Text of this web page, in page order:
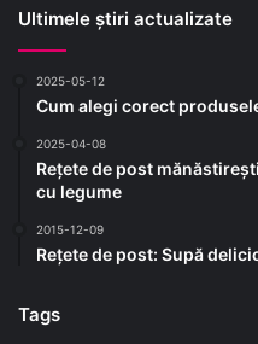
Ultimele știri actualizate
2025-05-12
Cum alegi corect
2025-04-08
Rețete de post
cu legume
2015-12-09
Rețete de post: Supă
Tags